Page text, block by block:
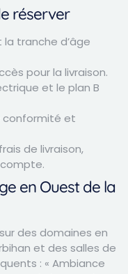
réserver
la tranche d’âge
pour la livraison.
et le plan B
conformité et
de livraison,
en Ouest de la
des domaines en
et des salles de
: « Ambiance